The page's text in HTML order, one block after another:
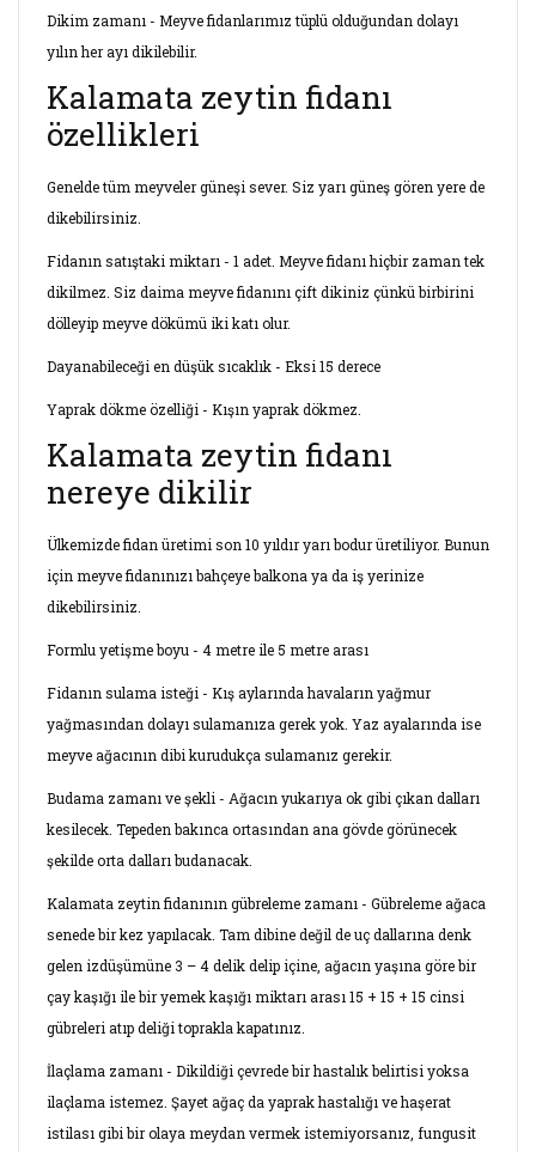
Dikim zamanı - Meyve fidanlarımız tüplü olduğundan dolayı
yılın her ayı dikilebilir.
Kalamata zeytin fidanı
özellikleri
Genelde tüm meyveler güneşi sever. Siz yarı güneş gören yere de
dikebilirsiniz.
Fidanın satıştaki miktarı - 1 adet. Meyve fidanı hiçbir zaman tek
dikilmez. Siz daima meyve fidanını çift dikiniz çünkü birbirini
dölleyip meyve dökümü iki katı olur.
Dayanabileceği en düşük sıcaklık - Eksi 15 derece
Yaprak dökme özelliği - Kışın yaprak dökmez.
Kalamata zeytin fidanı
nereye dikilir
Ülkemizde fidan üretimi son 10 yıldır yarı bodur üretiliyor. Bunun
için meyve fidanınızı bahçeye balkona ya da iş yerinize
dikebilirsiniz.
Formlu yetişme boyu - 4 metre ile 5 metre arası
Fidanın sulama isteği - Kış aylarında havaların yağmur
yağmasından dolayı sulamanıza gerek yok. Yaz ayalarında ise
meyve ağacının dibi kurudukça sulamanız gerekir.
Budama zamanı ve şekli - Ağacın yukarıya ok gibi çıkan dalları
kesilecek. Tepeden bakınca ortasından ana gövde görünecek
şekilde orta dalları budanacak.
Kalamata zeytin fidanının gübreleme zamanı - Gübreleme ağaca
senede bir kez yapılacak. Tam dibine değil de uç dallarına denk
gelen izdüşümüne 3 – 4 delik delip içine, ağacın yaşına göre bir
çay kaşığı ile bir yemek kaşığı miktarı arası 15 + 15 + 15 cinsi
gübreleri atıp deliği toprakla kapatınız.
İlaçlama zamanı - Dikildiği çevrede bir hastalık belirtisi yoksa
ilaçlama istemez. Şayet ağaç da yaprak hastalığı ve haşerat
istilası gibi bir olaya meydan vermek istemiyorsanız, fungusit